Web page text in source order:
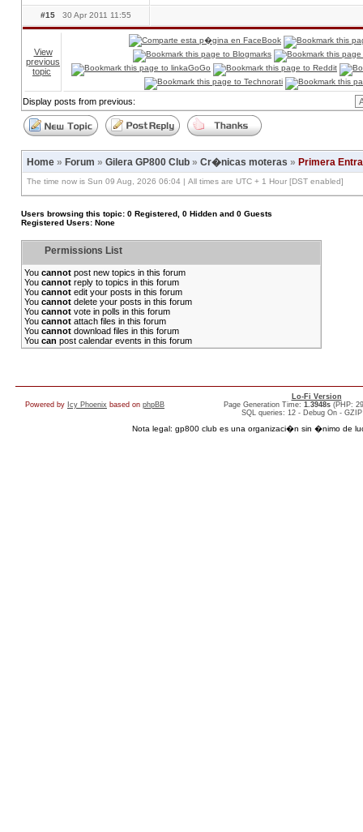
#15 30 Apr 2011 11:55
View
previous
topic
Display posts from previous:
Home » Forum » Gilera GP800 Club » Cr�nicas moteras » Primera
The time now is Sun 09 Aug, 2026 06:04 | All times are UTC + 1 Hour [DST enabled]
Users browsing this topic: 0 Registered, 0 Hidden and 0 Guests
Registered Users: None
Permissions List
You cannot post new topics in this forum
You cannot reply to topics in this forum
You cannot edit your posts in this forum
You cannot delete your posts in this forum
You cannot vote in polls in this forum
You cannot attach files in this forum
You cannot download files in this forum
You can post calendar events in this forum
Powered by Icy Phoenix based on phpBB
Lo-Fi Version
Page Generation Time: 1.3948s (PHP:
SQL queries: 12 - Debug On -
Nota legal: gp800 club es una organizaci�n sin �nimo de